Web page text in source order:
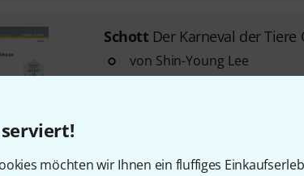
möchten wir Ihnen ein fluffiges
Schott Der Karneval der Tiere
von Shin-Young Lee
mittlerer bis gehobener